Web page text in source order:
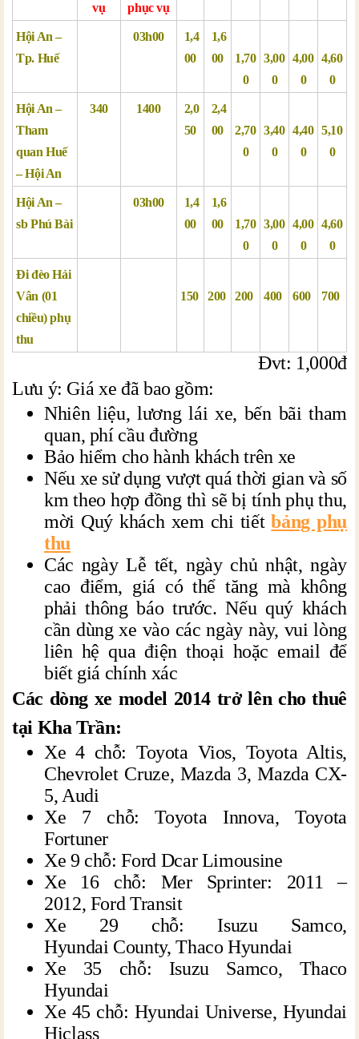
vụ
phục vụ
Hội An –
Tp. Huế
03h00
1,4
00
1,6
00
1,70
0
3,00
0
4,00
0
4,60
0
Hội An –
Tham
quan Huế
– Hội An
340 1400
2,0
50
2,4
00
2,70
0
3,40
0
4,40
0
5,10
0
Hội An –
sb Phú Bài
03h00
1,4
00
1,6
00
1,70
0
3,00
0
4,00
0
4,60
0
Đi đèo Hải
Vân (01
chiều) phụ
thu
150 200 200 400 600 700
Đvt: 1,000đ
Lưu ý: Giá xe đã bao gồm:
Nhiên liệu, lương lái xe, bến bãi tham
quan, phí cầu đường
Bảo hiểm cho hành khách trên xe
Nếu xe sử dụng vượt quá thời gian và số
km theo hợp đồng thì sẽ bị tính phụ thu,
mời Quý khách xem chi tiếtbảng phụ
thu
Các ngày Lễ tết, ngày chủ nhật, ngày
cao điểm, giá có thể tăng mà không
phải thông báo trước. Nếu quý khách
cần dùng xe vào các ngày này, vui lòng
liên hệ qua điện thoại hoặc email để
biết giá chính xác
Các dòng xe model 2014 trở lên cho thuê
tại Kha Trần:
Xe 4 chỗ: Toyota Vios, Toyota Altis,
Chevrolet Cruze, Mazda 3, Mazda CX-
5, Audi
Xe 7 chỗ: Toyota Innova, Toyota
Fortuner
Xe 9 chỗ: Ford Dcar Limousine
Xe 16 chỗ: Mer Sprinter: 2011 –
2012, Ford Transit
Xe 29 chỗ: Isuzu Samco,
Hyundai County, Thaco Hyundai
Xe 35 chỗ: Isuzu Samco, Thaco
Hyundai
Xe 45 chỗ: Hyundai Universe, Hyundai
Hiclass